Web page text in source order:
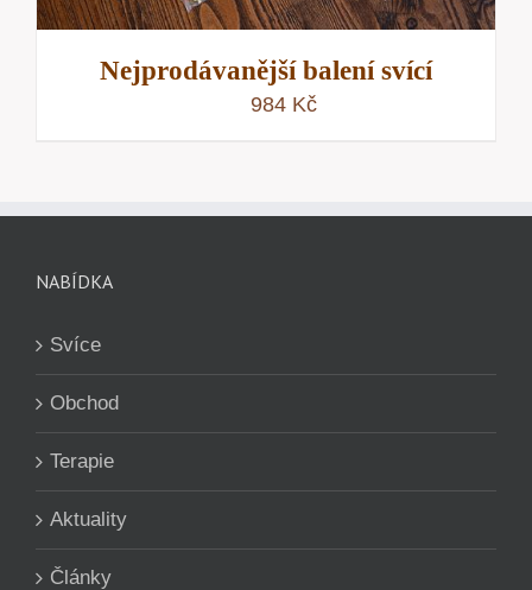
Nejprodávanější balení svící
984 Kč
NABÍDKA
Svíce
Obchod
Terapie
Aktuality
Články